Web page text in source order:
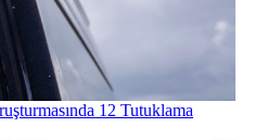
12 Tutuklama